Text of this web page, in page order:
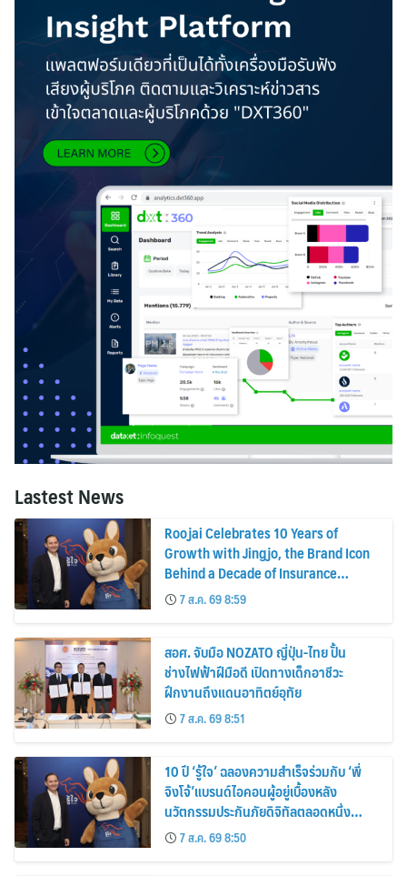
Lastest News
Roojai Celebrates 10 Years of
Growth with Jingjo, the Brand Icon
Behind a Decade of Insurance
Innovation
7 ส.ค. 69 8:59
สอศ. จับมือ NOZATO ญี่ปุ่น-ไทย ปั้น
ช่างไฟฟ้าฝีมือดี เปิดทางเด็กอาชีวะ
ฝึกงานถึงแดนอาทิตย์อุทัย
7 ส.ค. 69 8:51
10 ปี ‘รู้ใจ’ ฉลองความสำเร็จร่วมกับ ‘พี่
จิงโจ้’แบรนด์ไอคอนผู้อยู่เบื้องหลัง
นวัตกรรมประกันภัยดิจิทัลตลอดหนึ่ง
ทศวรรษ
7 ส.ค. 69 8:50